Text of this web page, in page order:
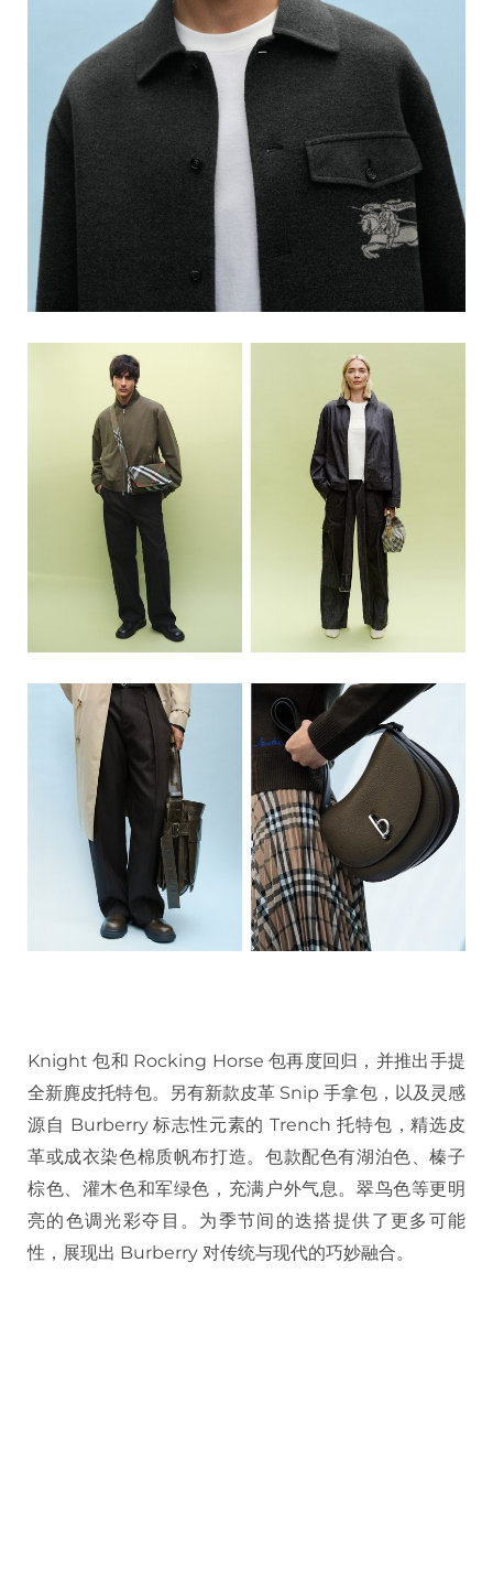
Knight 包和 Rocking Horse 包再度回归，并推出手提
全新麂皮托特包。另有新款皮革 Snip 手拿包，以及灵感
源自 Burberry 标志性元素的 Trench 托特包，精选皮
革或成衣染色棉质帆布打造。包款配色有湖泊色、榛子
棕色、灌木色和军绿色，充满户外气息。翠鸟色等更明
亮的色调光彩夺目。为季节间的迭搭提供了更多可能
性，展现出 Burberry 对传统与现代的巧妙融合。